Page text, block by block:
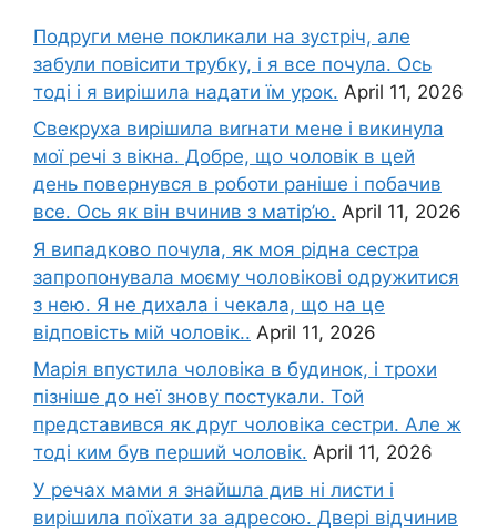
Подруги мене покликали на зустріч, але
забули повісити трубку, і я все почула. Ось
тоді і я вирішила надати їм урок. April 11, 2026
Свекруха вирішила виrнати мене і викинула
мої речі з вікна. Добре, що чоловік в цей
день повернувся в роботи раніше і побачив
все. Ось як він вчинив з матір’ю. April 11, 2026
Я випадково почула, як моя рідна сестра
запропонувала моєму чоловікові одружитися
з нею. Я не дихала і чекала, що на це
відповість мій чоловік.. April 11, 2026
Марія впустила чоловіка в будинок, і трохи
пізніше до неї знову постукали. Той
представився як друг чоловіка сестри. Але ж
тоді ким був перший чоловік. April 11, 2026
У речах мами я знайшла див ні листи і
вирішила поїхати за адресою. Двері відчинив